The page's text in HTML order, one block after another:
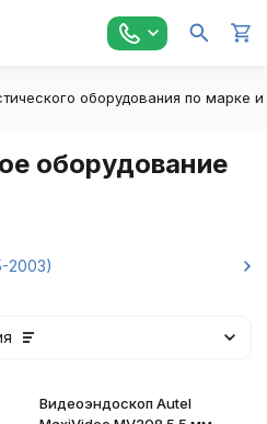
оборудования по марке
оборудование
2003)
Видеоэндоскоп Autel